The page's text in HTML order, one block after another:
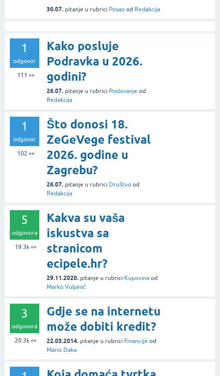
30.07. pitanje u rubrici Posao od Redakcija
1
odgovor
111 👀
Kako posluje
Podravka u 2026.
godini?
26.07. pitanje u rubrici Poslovanje od
Redakcija
1
odgovor
102 👀
Što donosi 18.
ZeGeVege festival
2026. godine u
Zagrebu?
26.07. pitanje u rubrici Društvo od
Redakcija
5
odgovora
19.3k 👀
Kakva su vaša
iskustva sa
stranicom
ecipele.hr?
29.11.2020. pitanje u rubrici Kupovina od
Marko Vuljanić
3
odgovora
20.3k 👀
Gdje se na internetu
može dobiti kredit?
22.03.2014. pitanje u rubrici Financije od
Mario Daka